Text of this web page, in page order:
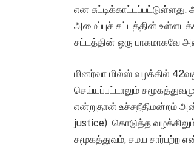
என
அமைப்புச் சட்டத்தின்
சட்டத்தின் ஒரு பாகமாகவே
மினர்வா மில்ஸ் வழக்கில்
செய்யப்பட்டாலும்
என்றுதான் உச்சநீதிமன்றம்
justice) கொடுத்த
சமூகத்துவம், சமய சார்பற்ற